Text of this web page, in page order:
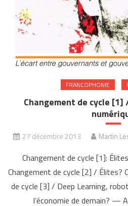
FRANCOPHONIE
Changement de cycle
27 décembre 2013 Martin
Changement de cycle [1]:
Changement de cycle [2] / Élites?
de cycle [3] / Deep Learning,
l’économie de demain? —